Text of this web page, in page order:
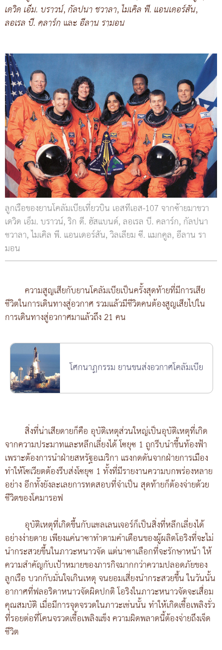
เดวิด เอ็ม. บราวน์,กัลปนา ชวาลา, ไมเคิล พี. แอนเดอร์สัน,
ลอเรล บี. คลาร์ก และ อีลาน รามอน
ลูกเรือของยานโคลัมเบียเที่ยวบิน เอสทีเอส-107 จากซ้ายมาขวา
เดวิด เอ็ม. บราวน์, ริก ดี. ฮัสแบนด์, ลอเรล บี. คลาร์ก, กัลปนา
ชวาลา, ไมเคิล พี. แอนเดอร์สัน, วิลเลียม ซี. แมกคูล, อีลาน รา
มอน
ความสูญเสียกับยานโคลัมเบียเป็นครั้งสุดท้ายที่มีการเสีย
ชีวิตในการเดินทางสู่อวกาศ รวมแล้วมีชีวิตคนต้องสูญเสียไปใน
การเดินทางสู่อวกาศมาแล้วถึง 21 คน
โศกนาฏกรรม ยานขนส่งอวกาศโคลัมเบีย
สิ่งที่น่าเสียดายก็คือ อุบัติเหตุส่วนใหญ่เป็นอุบัติเหตุที่เกิด
จากความประมาทและหลีกเลี่ยงได้ โซยุซ 1 ถูกรีบนำขึ้นท้องฟ้า
เพราะต้องการนำฝ่ายสหรัฐอเมริกา แรงกดดันจากฝ่ายการเมือง
ทำให้โซเวียตต้องรีบส่งโซยุซ 1 ทั้งที่มีรายงานความบกพร่องหลาย
อย่าง อีกทั้งยังละเลยการทดสอบที่จำเป็น สุดท้ายก็ต้องจ่ายด้วย
ชีวิตของโคมารอฟ
อุบัติเหตุที่เกิดขึ้นกับแชลเลนเจอร์ก็เป็นสิ่งที่หลีกเลี่ยงได้
อย่างง่ายดาย เพียงแค่นาซาทำตามคำเตือนของผู้ผลิตโอริงที่จะไม่
นำกระสวยขึ้นในภาวะหนาวจัด แต่นาซาเลือกที่จะรักษาหน้า ให้
ความสำคัญกับเป้าหมายของภารกิจมากกว่าความปลอดภัยของ
ลูกเรือ บวกกับมั่นใจเกินเหตุ จนยอมเสี่ยงนำกระสวยขึ้น ในวันนั้น
อากาศที่ฟลอริดาหนาวจัดผิดปกติ โอริงในภาวะหนาวจัดจะเสื่อม
คุณสมบัติ เมื่อมีการจุดจรวดในภาวะเช่นนั้น ทำให้เกิดเชื้อเพลิงรั่ว
ที่รอยต่อที่โคนจรวดเชื้อเพลิงแข็ง ความผิดพลาดนี้ต้องจ่ายถึงเจ็ด
ชีวิต